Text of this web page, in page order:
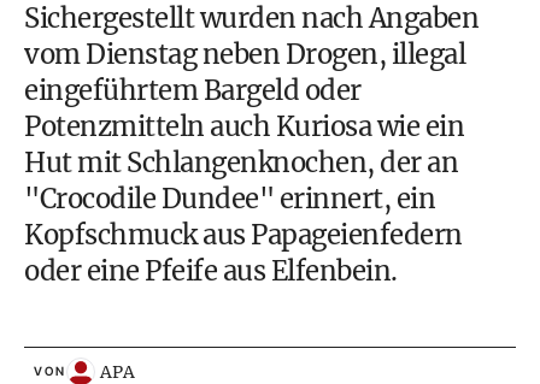
Sichergestellt wurden nach Angaben
vom Dienstag neben Drogen, illegal
eingeführtem Bargeld oder
Potenzmitteln auch Kuriosa wie ein
Hut mit Schlangenknochen, der an
"Crocodile Dundee" erinnert, ein
Kopfschmuck aus Papageienfedern
oder eine Pfeife aus Elfenbein.
VON APA